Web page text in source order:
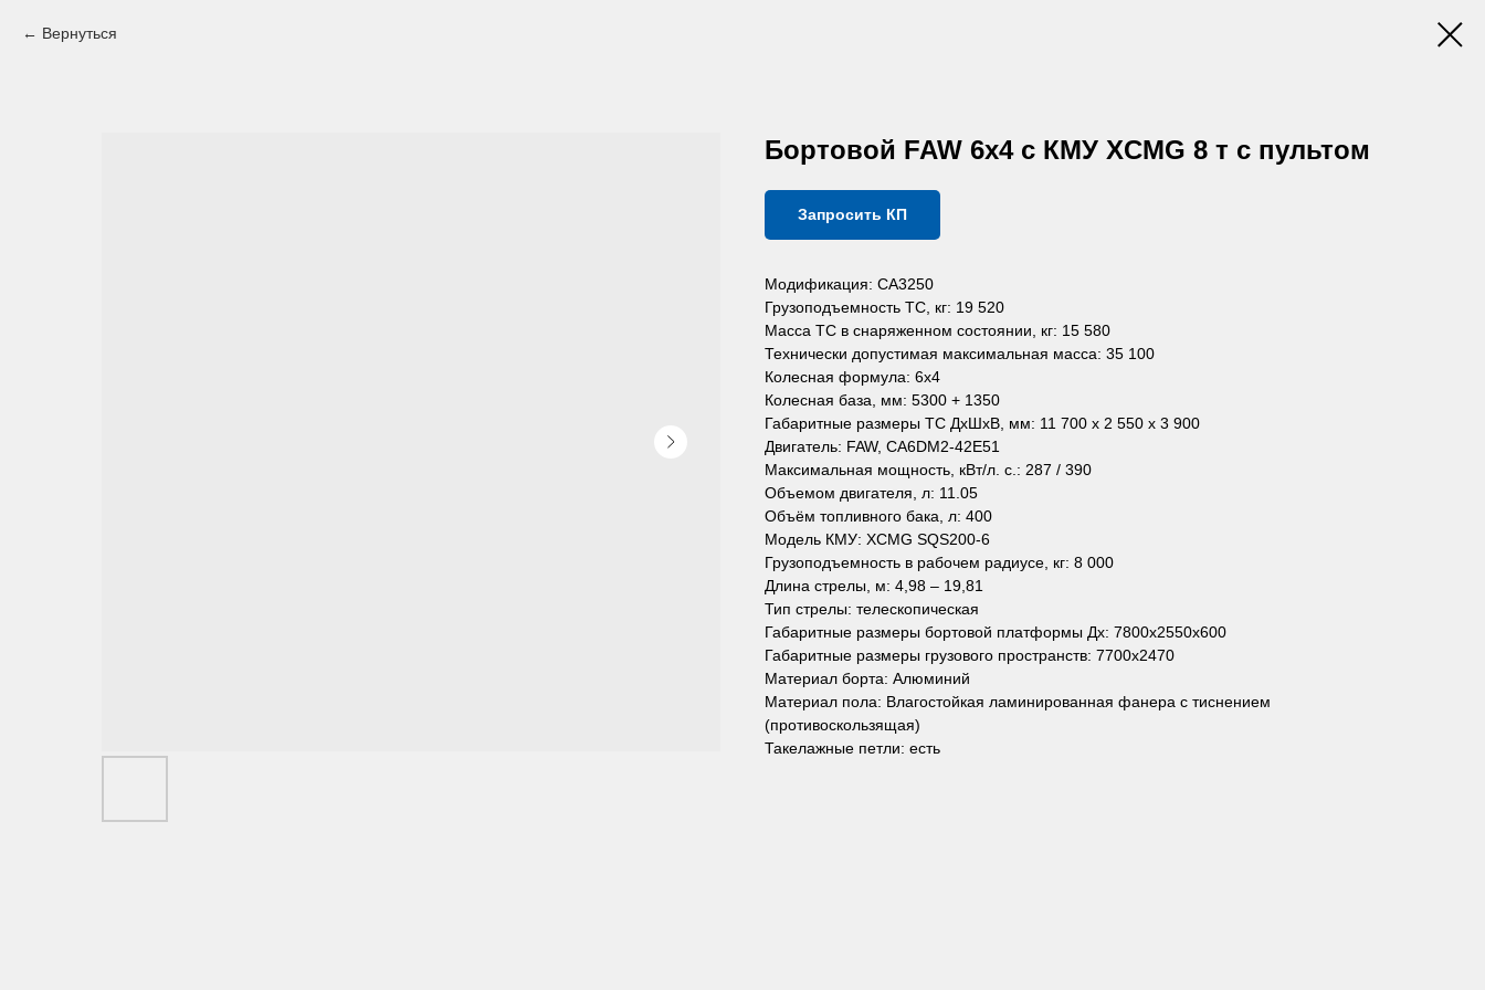
Вернуться
Бортовой FAW 6х4 с КМУ XCMG 8 т с пультом
Запросить КП
Модификация: CA3250
Грузоподъемность ТС, кг: 19 520
Масса ТС в снаряженном состоянии, кг: 15 580
Технически допустимая максимальная масса: 35 100
Колесная формула: 6х4
Колесная база, мм: 5300 + 1350
Габаритные размеры ТС ДхШхВ, мм: 11 700 х 2 550 х 3 900
Двигатель: FAW, CA6DM2-42E51
Максимальная мощность, кВт/л. с.: 287 / 390
Объемом двигателя, л: 11.05
Объём топливного бака, л: 400
Модель КМУ: XCMG SQS200-6
Грузоподъемность в рабочем радиусе, кг: 8 000
Длина стрелы, м: 4,98 – 19,81
Тип стрелы: телескопическая
Габаритные размеры бортовой платформы Дх: 7800х2550х600
Габаритные размеры грузового пространств: 7700х2470
Материал борта: Алюминий
Материал пола: Влагостойкая ламинированная фанера с тиснением
(противоскользящая)
Такелажные петли: есть